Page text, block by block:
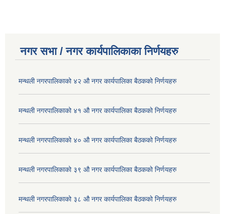
नगर सभा / नगर कार्यपालिकाका निर्णयहरु
मन्थली नगरपालिकाको ४२ औ नगर कार्यपालिका बैठकको निर्णयहरु
मन्थली नगरपालिकाको ४१ औ नगर कार्यपालिका बैठकको निर्णयहरु
मन्थली नगरपालिकाको ४० औ नगर कार्यपालिका बैठकको निर्णयहरु
मन्थली नगरपालिकाको ३९ औ नगर कार्यपालिका बैठकको निर्णयहरु
मन्थली नगरपालिकाको ३८ औ नगर कार्यपालिका बैठकको निर्णयहरु